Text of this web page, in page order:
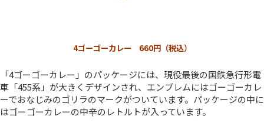
4ゴーゴーカレー 660円（税込）
「4ゴーゴーカレー」のパッケージには、現役最後の国鉄急行形電
車「455系」が大きくデザインされ、エンブレムにはゴーゴーカレ
ーでおなじみのゴリラのマークがついています。パッケージの中に
はゴーゴーカレーの中辛のレトルトが入っています。